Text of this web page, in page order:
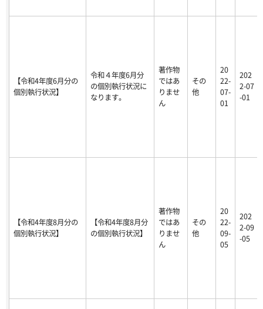
【令和4年度6月分の
個別執行状況】
令和４年度6月分
の個別執行状況に
なります。
著作物
ではあ
りませ
ん
その
他
20
22-
07-
01
202
2-07
-01
【令和4年度8月分の
個別執行状況】
【令和4年度8月分
の個別執行状況】
著作物
ではあ
りませ
ん
その
他
20
22-
09-
05
202
2-09
-05